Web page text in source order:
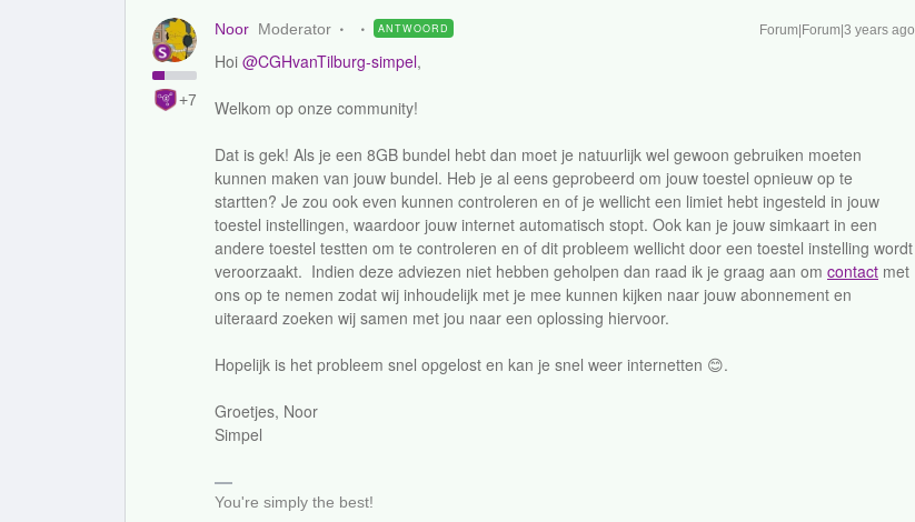
+7
Noor Moderator ANTWOORD Forum|Forum|3 years ago
Hoi @CGHvanTilburg-simpel,
Welkom op onze community!
Dat is gek! Als je een 8GB bundel hebt dan moet je natuurlijk wel gewoon gebruiken moeten
kunnen maken van jouw bundel. Heb je al eens geprobeerd om jouw toestel opnieuw op te
startten? Je zou ook even kunnen controleren en of je wellicht een limiet hebt ingesteld in jouw
toestel instellingen, waardoor jouw internet automatisch stopt. Ook kan je jouw simkaart in een
andere toestel testten om te controleren en of dit probleem wellicht door een toestel instelling wordt
veroorzaakt. Indien deze adviezen niet hebben geholpen dan raad ik je graag aan om contact met
ons op te nemen zodat wij inhoudelijk met je mee kunnen kijken naar jouw abonnement en
uiteraard zoeken wij samen met jou naar een oplossing hiervoor.
Hopelijk is het probleem snel opgelost en kan je snel weer internetten 😊.
Groetjes, Noor
Simpel
You're simply the best!